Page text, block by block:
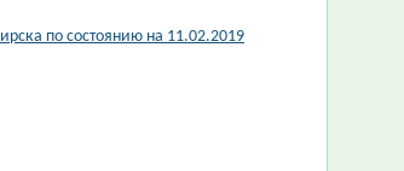
по состоянию на 11.02.2019